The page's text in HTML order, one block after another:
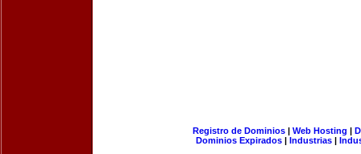
Registro de Dominios| Web Hosting |
Dominios Expirados | Industrias |